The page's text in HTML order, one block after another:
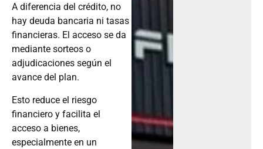
hay deuda bancaria ni tasas
financieras. El acceso se da
mediante sorteos o
adjudicaciones según el
avance del plan.
financiero y facilita el
acceso a bienes,
especialmente en un
mercado donde el crédito